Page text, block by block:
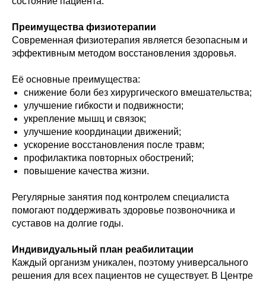
Преимущества физиотерапии
Современная физиотерапия является безопасным и
эффективным методом восстановления здоровья.
Её основные преимущества:
снижение боли без хирургического вмешательства;
улучшение гибкости и подвижности;
укрепление мышц и связок;
улучшение координации движений;
ускорение восстановления после травм;
профилактика повторных обострений;
повышение качества жизни.
Регулярные занятия под контролем специалиста
помогают поддерживать здоровье позвоночника и
суставов на долгие годы.
Индивидуальный план реабилитации
Каждый организм уникален, поэтому универсального
решения для всех пациентов не существует. В Центре